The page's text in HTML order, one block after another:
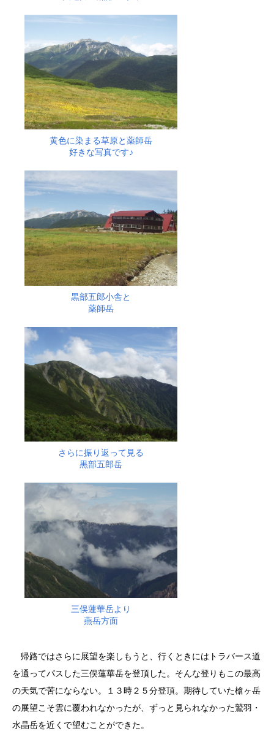
黄色に染まる草原と薬師岳
好きな写真です♪
黒部五郎小舎と
薬師岳
さらに振り返って見る
黒部五郎岳
三俣蓮華岳より
燕岳方面
帰路ではさらに展望を楽しもうと、行くときにはトラバース道
を通ってパスした三俣蓮華岳を登頂した。そんな登りもこの最高
の天気で苦にならない。１３時２５分登頂。期待していた槍ヶ岳
の展望こそ雲に覆われなかったが、ずっと見られなかった鷲羽・
水晶岳を近くで望むことができた。